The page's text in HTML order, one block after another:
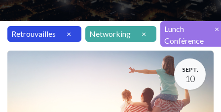
Retrouvailles × Networking ×
Lunch
Conférence
×
SEPT.
10